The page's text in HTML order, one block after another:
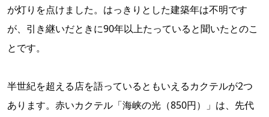
が灯りを点けました。はっきりとした建築年は不明です
が、引き継いだときに90年以上たっていると聞いたとのこ
とです。
半世紀を超える店を語っているともいえるカクテルが2つ
あります。赤いカクテル「海峡の光（850円）」は、先代